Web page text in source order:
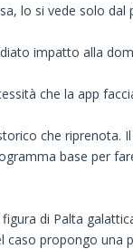
lo si vede solo dal
impatto alla
che la app
che riprenota.
base per
di Palta
propongo una